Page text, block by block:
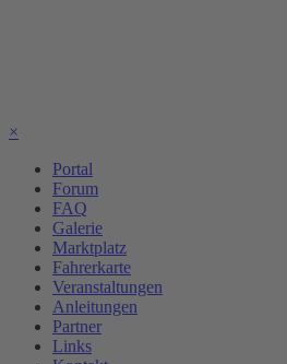
×
Portal
Forum
FAQ
Galerie
Marktplatz
Fahrerkarte
Veranstaltungen
Anleitungen
Partner
Links